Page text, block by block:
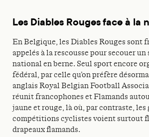
Les Diables Rouges face à la
En Belgique, les Diables Rouges sont
appelés à la rescousse pour secouer
national en berne. Seul sport encore
fédéral, par celle qu’on préfère
anglais Royal Belgian Football
réunit francophones et Flamands
jaune et rouge, là où, par contraste, les
compétitions cyclistes voient surtout
drapeaux flamands.